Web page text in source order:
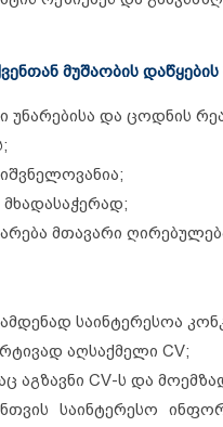
მუშაობის დაწყების
უნარებისა და ცოდნის
მთავარი
საინტერესოა
აღსაქმელი CV;
აგზავნი CV-ს და
საინტერესო